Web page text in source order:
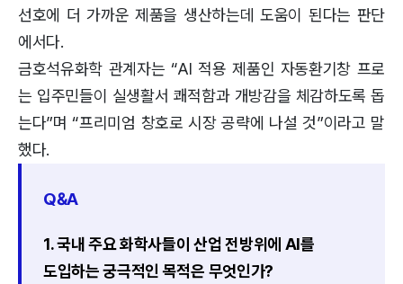
선호에 더 가까운 제품을 생산하는데 도움이 된다는 판단
에서다.
금호석유화학 관계자는 “AI 적용 제품인 자동환기창 프로
는 입주민들이 실생활서 쾌적함과 개방감을 체감하도록 돕
는다”며 “프리미엄 창호로 시장 공략에 나설 것”이라고 말
했다.
Q&A
1. 국내 주요 화학사들이 산업 전방위에 AI를
도입하는 궁극적인 목적은 무엇인가?